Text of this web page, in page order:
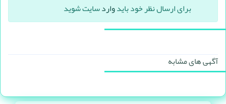
برای ارسال نظر خود بایدواردسایت شوید
آگهی های مشابه